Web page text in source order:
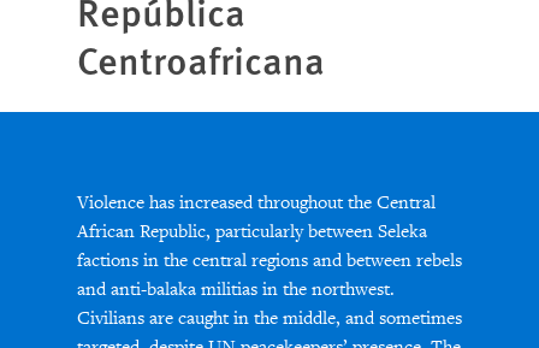
Centroafricana
Violence has increased throughout the Central
African Republic, particularly between Seleka
factions in the central regions and between rebels
and anti-balaka militias in the northwest.
Civilians are caught in the middle, and sometimes